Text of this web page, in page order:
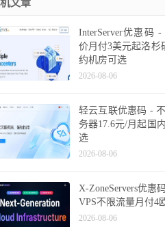
文章
InterServer优惠码
价月付3美元起洛杉
约机房可选
2026-08-06
轻云互联优惠码 -
务器17.6元/月起国
选
2026-08-06
X-ZoneServers优惠
VPS不限流量月付4
2026-08-06